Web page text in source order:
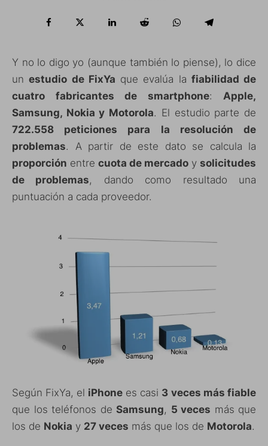
Y no lo digo yo (aunque también lo piense), lo dice
unestudio de FixYa que evalúa la fiabilidad de
cuatro fabricantes de smartphone: Apple,
Samsung, Nokia y Motorola. El estudio parte de
722.558 peticiones para la resolución de
problemas. A partir de este dato se calcula la
proporción entre cuota de mercado y solicitudes
de problemas, dando como resultado una
puntuación a cada proveedor.
Según FixYa, el iPhonees casi 3 veces más fiable
que los teléfonos de Samsung, 5 veces más que
los de Nokia y 27 veces más que los de Motorola.